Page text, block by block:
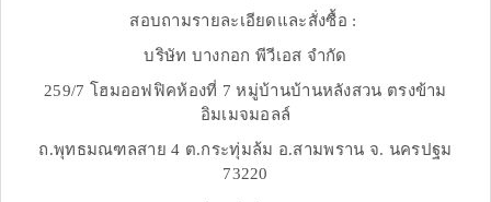
สอบถามรายละเอียดและสั่งซื้อ :
บริษัท บางกอก พีวีเอส จำกัด
259/7 โฮมออฟฟิคห้องที่ 7 หมู่บ้านบ้านหลังสวน ตรงข้าม
อิมเมจมอลล์
ถ.พุทธมณฑลสาย 4 ต.กระทุ่มล้ม อ.สามพราน จ. นครปฐม
73220